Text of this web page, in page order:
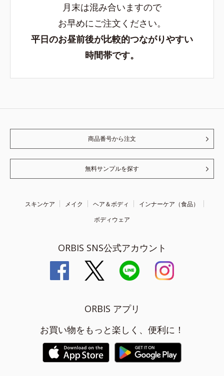
月末は混み合いますので
お早めにご注文ください。
平日のお昼前後が比較的つながりやすい
時間帯です。
商品番号から注文
無料サンプルを探す
スキンケア メイク ヘア＆ボディ
インナーケア（食品）
ボディウェア
ORBIS SNS公式アカウント
ORBIS アプリ
お買い物をもっと楽しく、便利に！